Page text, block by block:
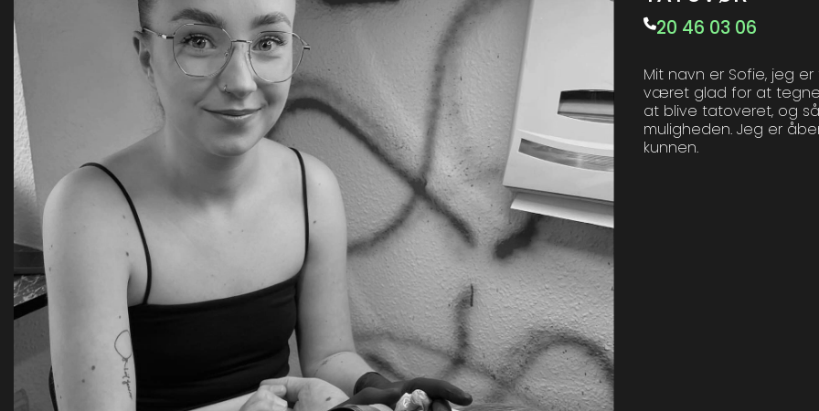
20 46 03 06
Mit navn er Sofie, jeg
været glad for at
at blive tatoveret, og
muligheden. Jeg er
kunnen.